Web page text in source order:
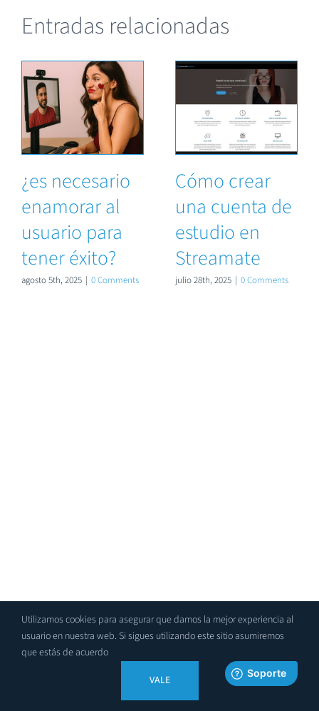
Entradas relacionadas
¿es necesario
enamorar al
usuario para
tener éxito?
agosto 5th, 2025 | 0 Comments
Cómo crear
una cuenta de
estudio en
Streamate
julio 28th, 2025 | 0 Comments
Utilizamos cookies para asegurar que damos la mejor experiencia al
usuario en nuestra web. Si sigues utilizando este sitio asumiremos
que estás de acuerdo
VALE